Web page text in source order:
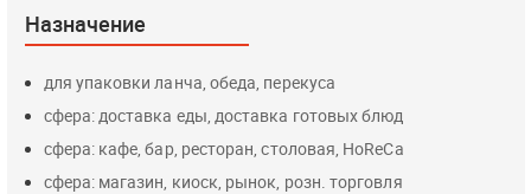
Назначение
для упаковки ланча, обеда, перекуса
сфера: доставка еды, доставка готовых блюд
сфера: кафе, бар, ресторан, столовая, HoReCa
сфера: магазин, киоск, рынок, розн. торговля